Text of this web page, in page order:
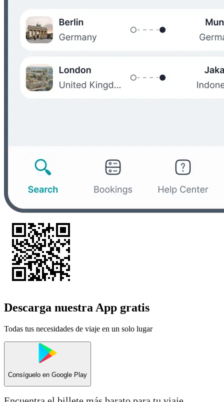
Descarga nuestra App gratis
Todas tus necesidades de viaje en un solo lugar
Consíguelo en Google Play